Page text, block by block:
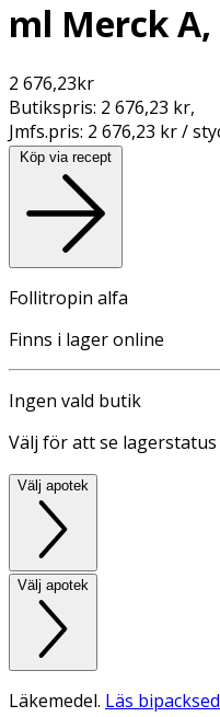
ml Merck
2 676,23kr
Butikspris: 2 676,23 kr,
Jmfs.pris: 2 676,23 kr /
Köp via recept
Follitropin alfa
Finns i lager online
Ingen vald butik
Välj för att se lagerstatus
Välj apotek
Välj apotek
Läkemedel. Läs